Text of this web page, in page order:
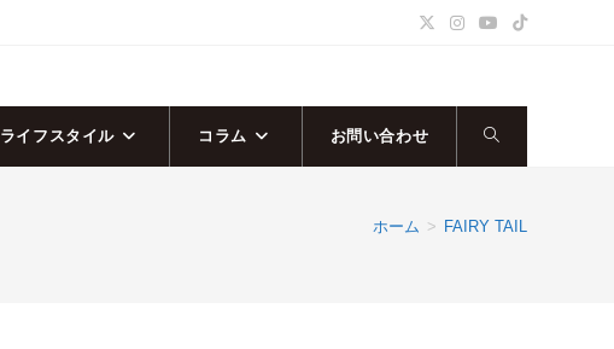
ライフスタイル コラム お問い合わせ ウ
ホーム > FAIRY TAIL